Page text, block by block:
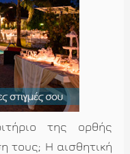
της ορθής
τους; Η αισθητική